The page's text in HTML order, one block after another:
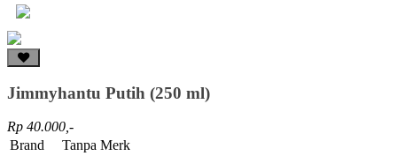
Jimmyhantu Putih (250 ml)
Rp 40.000,-
Brand
Tanpa Merk